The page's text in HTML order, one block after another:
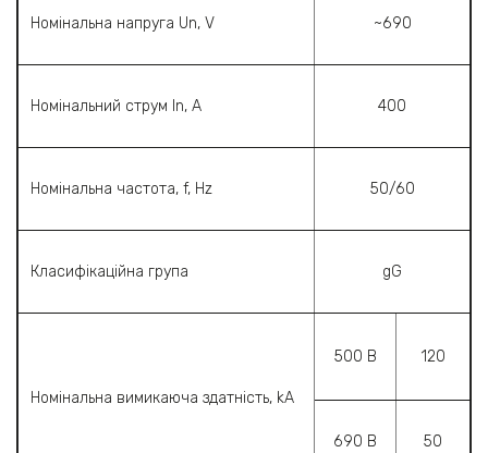
Номінальна напруга Un, V ~690
Номінальний струм In, A 400
Номінальна частота, f, Hz 50/60
Класифікаційна група gG
Номінальна вимикаюча здатність, kA
500 В 120
690 В 50